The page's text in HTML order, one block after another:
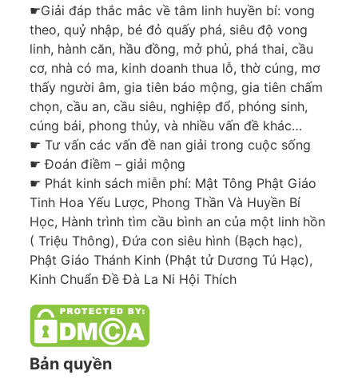
☛Giải đáp thắc mắc về tâm linh huyền bí: vong
theo, quỷ nhập, bé đỏ quấy phá, siêu độ vong
linh, hành căn, hầu đồng, mở phủ, phá thai, cầu
cơ, nhà có ma, kinh doanh thua lỗ, thờ cúng, mơ
thấy người âm, gia tiên báo mộng, gia tiên chấm
chọn, cầu an, cầu siêu, nghiệp đổ, phóng sinh,
cúng bái, phong thủy, và nhiều vấn đề khác…
☛ Tư vấn các vấn đề nan giải trong cuộc sống
☛ Đoán điềm – giải mộng
☛ Phát kinh sách miễn phí: Mật Tông Phật Giáo
Tinh Hoa Yếu Lược, Phong Thần Và Huyền Bí
Học, Hành trình tìm cầu bình an của một linh hồn
( Triệu Thông), Đứa con siêu hình (Bạch hạc),
Phật Giáo Thánh Kinh (Phật tử Dương Tú Hạc),
Kinh Chuẩn Đề Đà La Ni Hội Thích
Bản quyền